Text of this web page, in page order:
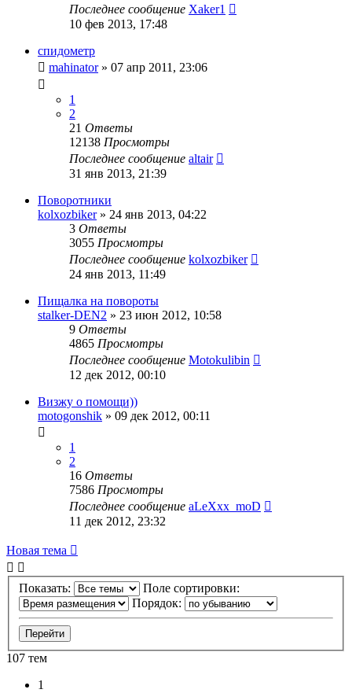
Последнее сообщение Xaker1
10 фев 2013, 17:48
спидометр
mahinator» 07 апр 2011, 23:06
1
2
21 Ответы
12138 Просмотры
Последнее сообщение altair
31 янв 2013, 21:39
Поворотники
kolxozbiker» 24 янв 2013, 04:22
3 Ответы
3055 Просмотры
Последнее сообщение kolxozbiker
24 янв 2013, 11:49
Пищалка на повороты
stalker-DEN2 » 23 июн 2012, 10:58
9 Ответы
4865 Просмотры
Последнее сообщение Motokulibin
12 дек 2012, 00:10
Визжу о помощи))
motogonshik » 09 дек 2012, 00:11
1
2
16 Ответы
7586 Просмотры
Последнее сообщение aLeXxx_moD
11 дек 2012, 23:32
Новая тема
Показать:
Поле сортировки:
Порядок:
107 тем
1